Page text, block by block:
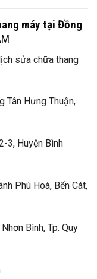
máy tại Đồng
sửa chữa thang
Hưng Thuận,
3, Huyện Bình
Phú Hoà, Bến Cát,
Bình, Tp. Quy